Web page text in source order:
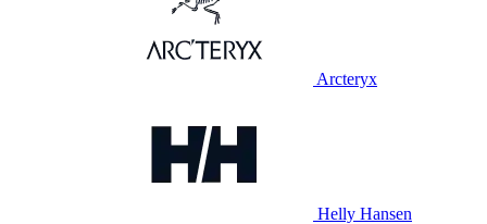
Arcteryx
Helly Hansen